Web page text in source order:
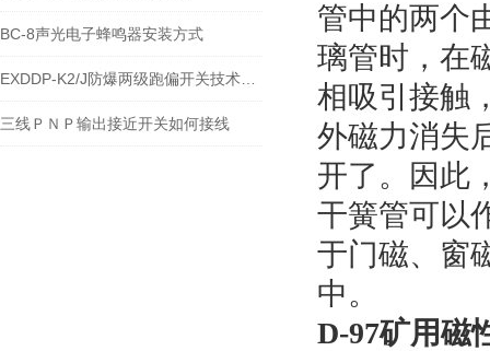
BC-8声光电子蜂鸣器安装方式
三线ＰＮＰ输出接近开关如何接线
管中的两个
璃管时，在
相吸引接触
外磁力消失
开了。因此
干簧管可以
于门磁、窗
中。
D-97矿用磁